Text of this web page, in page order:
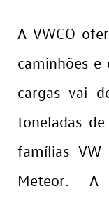
A VWCO
caminhões
cargas vai
toneladas
famílias
Meteor. A